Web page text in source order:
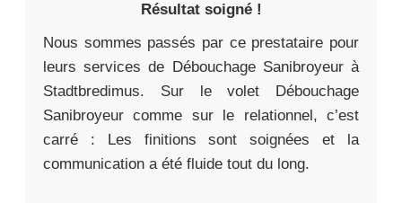
Résultat soigné !
Nous sommes passés par ce prestataire pour
leurs services de Débouchage Sanibroyeur à
Stadtbredimus. Sur le volet Débouchage
Sanibroyeur comme sur le relationnel, c’est
carré : Les finitions sont soignées et la
communication a été fluide tout du long.